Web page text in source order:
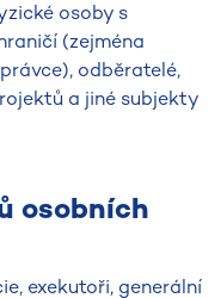
osoby s
(zejména
odběratelé,
a jiné subjekty
osobních
exekutoři, generální